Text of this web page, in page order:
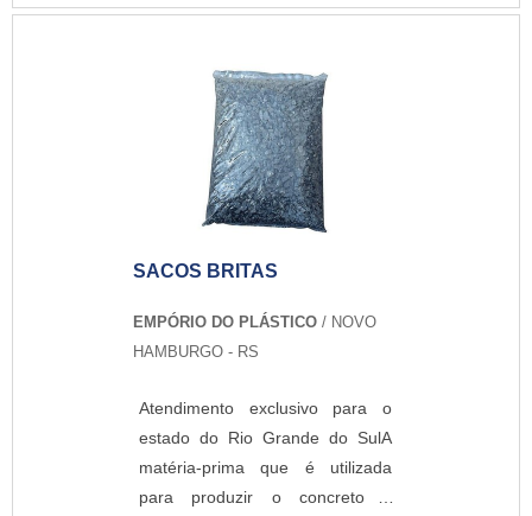
já que a decomposição após
demora cerca de quarenta anos.
Por isso, é cada vez mais comum
a utilização de sacos reciclados
na produção.DETALHES SOBRE
O FUNCIONAMENTO DO
PRODUTOEsses sacos pod...
SACOS BRITAS
EMPÓRIO DO PLÁSTICO / NOVO
HAMBURGO - RS
Atendimento exclusivo para o
estado do Rio Grande do SulA
matéria-prima que é utilizada
para produzir o concreto é